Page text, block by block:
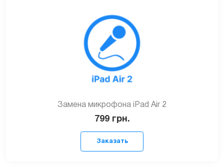
Заказать
Замена микрофона iPad Air 2
799 грн.